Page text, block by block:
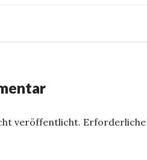
veröffentlicht.